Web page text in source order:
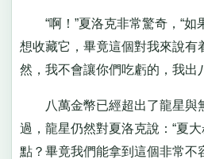
“啊！”夏洛克非常驚奇，“如
想收藏它，畢竟這個對我來說有
然，我不會讓你們吃虧的，我出
八萬金幣已經超出了龍星與
過，龍星仍然對夏洛克說：“夏
點？畢竟我們能拿到這個非常不